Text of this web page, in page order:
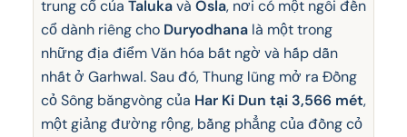
trung cổ của Talukavà Osla, nơi có một ngôi đền
cổ dành riêng cho Duryodhanalà một trong
những địa điểm Văn hóa bất ngờ và hấp dẫn
nhất ở Garhwal. Sau đó, Thung lũng mở ra Đồng
cỏ Sông băngvòng của Har Ki Dun tại 3,566 mét,
một giảng đường rộng, bằng phẳng của đồng cỏ